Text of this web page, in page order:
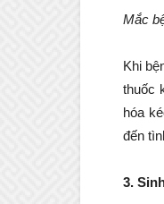
Mắc
Khi
thuốc
hóa
đến
3.